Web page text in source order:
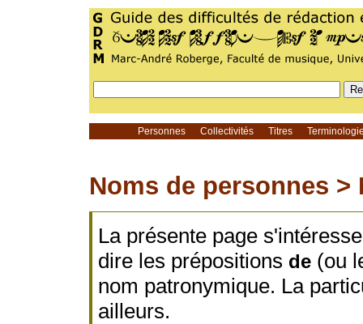
Personnes Collectivités Titres
Noms de personnes >
La présente page
dire les prépositions de(ou
nom patronymique. La
ailleurs.